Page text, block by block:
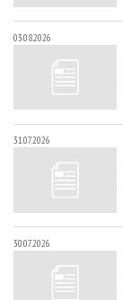
03.08.2026
31.07.2026
30.07.2026